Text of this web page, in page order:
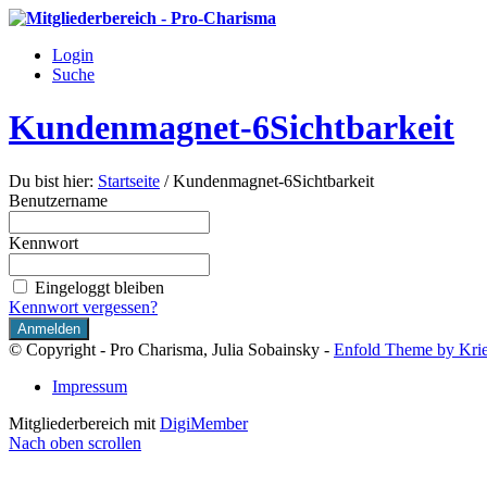
Login
Suche
Kundenmagnet-6Sichtbarkeit
Du bist hier: Startseite / Kundenmagnet-6Sichtbarkeit
Benutzername
Kennwort
Eingeloggt bleiben
Kennwort vergessen?
© Copyright - Pro Charisma, Julia Sobainsky - Enfold Theme by
Impressum
Mitgliederbereich mit DigiMember
Nach oben scrollen